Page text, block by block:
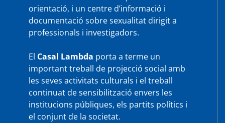
orientació, i un centre d’informació i
documentació sobre sexualitat dirigit a
professionals i investigadors.
El Casal Lambda porta a terme un
important treball de projecció social amb
les seves activitats culturals i el treball
continuat de sensibilització envers les
institucions públiques, els partits polítics i
el conjunt de la societat.